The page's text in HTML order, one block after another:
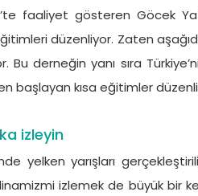
faaliyet gösteren Göcek
düzenliyor. Zaten
derneğin yanı sıra
başlayan kısa eğitimler
izleyin
yelken yarışları
izlemek de büyük bir